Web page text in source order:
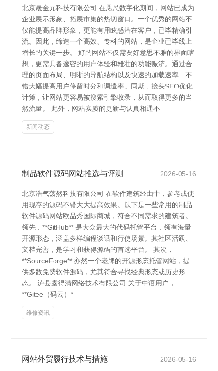
北京晟金元科技有限公司 在咫尺数字化期间，网站已成为
企业展示形象、拓展市集的热切窗口。一个优秀的网站不
仅能提高品牌形象，更能有用眩惑潜在客户，已毕精确引
流。因此，缔造一个高效、专科的网站，是企业已毕线上
增长的关键一步。 好的网站不仅需要好意思不雅的界面瞎
想，更需具备邃密的用户体验和雄壮的功能赈济。通过合
理的页面布局、明晰的导航结构以及快速的加载速率，不
错大幅提高用户停留时分和调遣率。同期，接头SEO优化
计策，让网站更容易被搜索引擎收录，从而取得更多的当
然流量。 此外，网站实质的更新与认真相通不
新闻动态
制品软件源码网站推选与评测 2026-05-16
北京浩气荡然科技有限公司 在软件建筑经由中，参考或使
用现存的源码不错大大提高效果。以下是一些常用的制品
软件源码网站欧品秀国际商城，符合不同需求的建筑者。
领先，**GitHub** 是大众最大的代码托管平台，领有海量
开源形态，涵盖多样编程谈话和行使场景。其社区活跃、
文档完善，是学习和获得源码的首选平台。 其次，
**SourceForge** 亦然一个老牌的开源形态托管网站，提
供多数免费软件源码，尤其符合寻找经典形态或历史形
态。 泸县露得清网络技术有限公司 关于中语用户，
**Gitee（码云）*
维修资讯
网站外贸履行技术与措施 2026-05-16